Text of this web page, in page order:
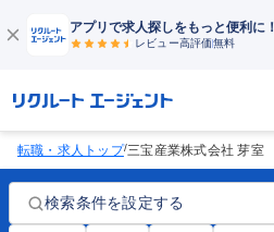
アプリで求人探しをもっと便利に！
レビュー高評価無料
転職・求人トップ/三宝産業株式会社 芽室
検索条件を設定する